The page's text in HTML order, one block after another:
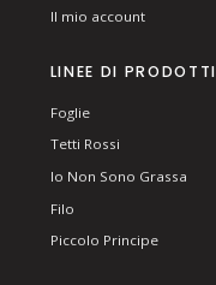
Il mio account
LINEE DI PRODOTTI
Foglie
Tetti Rossi
Io Non Sono Grassa
Filo
Piccolo Principe